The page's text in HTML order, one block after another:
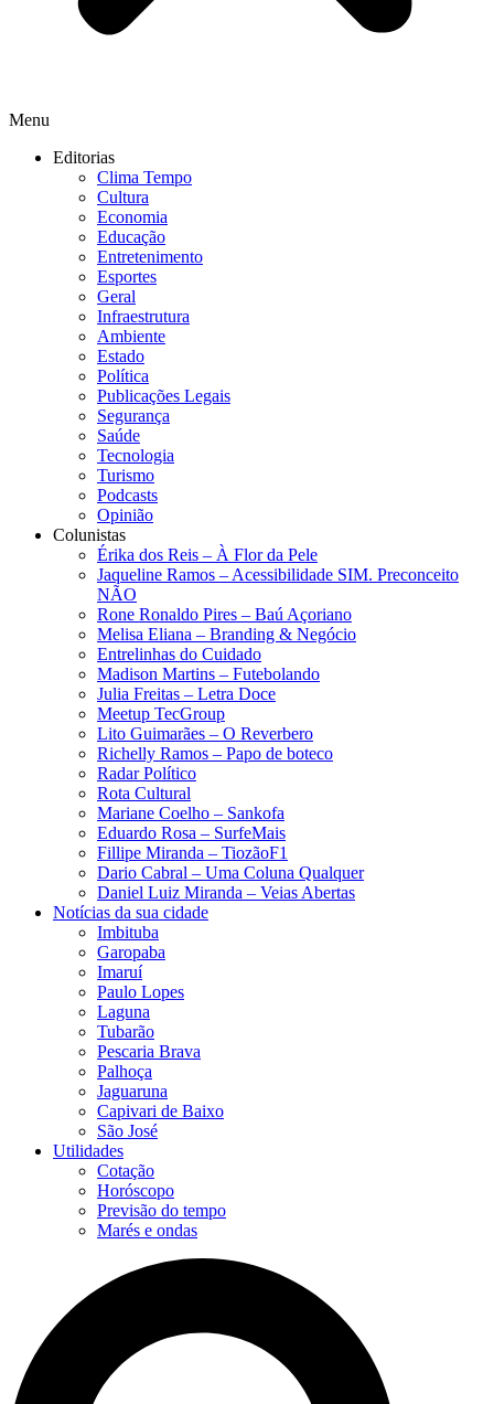
Menu
Editorias
Clima Tempo
Cultura
Economia
Educação
Entretenimento
Esportes
Geral
Infraestrutura
Ambiente
Estado
Política
Publicações Legais
Segurança
Saúde
Tecnologia
Turismo
Podcasts
Opinião
Colunistas
Érika dos Reis​ – À Flor da Pele
Jaqueline Ramos – Acessibilidade SIM. Preconceito
NÃO
Rone Ronaldo Pires – Baú Açoriano
Melisa Eliana – Branding & Negócio
Entrelinhas do Cuidado
Madison Martins – Futebolando
Julia Freitas​ – Letra Doce
Meetup TecGroup
Lito Guimarães – O Reverbero
Richelly Ramos​ – Papo de boteco
Radar Político
Rota Cultural
Mariane Coelho – Sankofa
Eduardo Rosa​ – SurfeMais
Fillipe Miranda – TiozãoF1
Dario Cabral – Uma Coluna Qualquer
Daniel Luiz Miranda – Veias Abertas
Notícias da sua cidade
Imbituba
Garopaba
Imaruí
Paulo Lopes
Laguna
Tubarão
Pescaria Brava
Palhoça
Jaguaruna
Capivari de Baixo
São José
Utilidades
Cotação
Horóscopo
Previsão do tempo
Marés e ondas